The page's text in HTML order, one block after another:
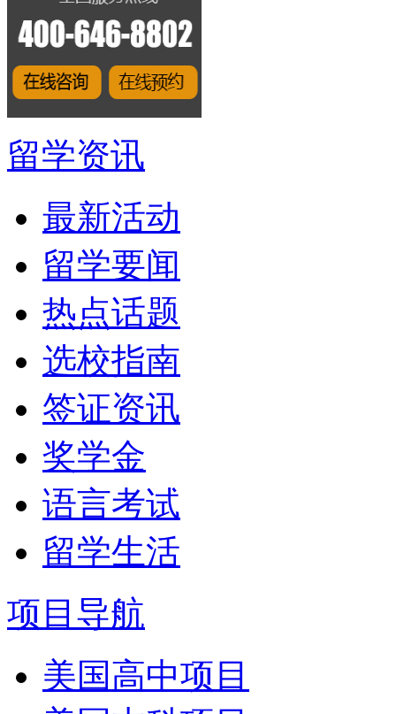
留学资讯
最新活动
留学要闻
热点话题
选校指南
签证资讯
奖学金
语言考试
留学生活
项目导航
美国高中项目